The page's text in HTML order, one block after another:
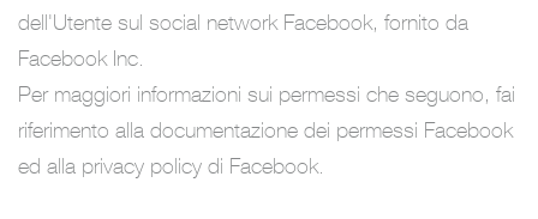
dell'Utente sul social network Facebook, fornito da
Facebook Inc.
Per maggiori informazioni sui permessi che seguono, fai
riferimento alla documentazione dei permessi Facebook
ed alla privacy policy di Facebook.